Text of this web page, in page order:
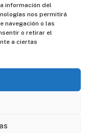
información del
nos permitirá
navegación o las
o retirar el
a ciertas
aparecen en esta